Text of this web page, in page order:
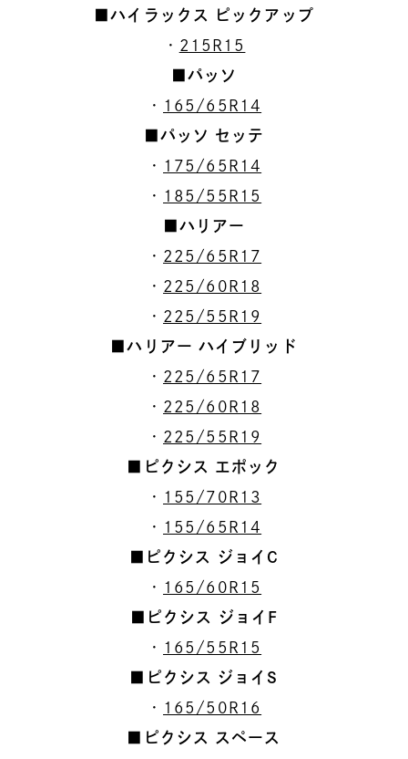
■ハイラックス ピックアップ
・ 215R15
■パッソ
・ 165/65R14
■パッソ セッテ
・ 175/65R14
・ 185/55R15
■ハリアー
・ 225/65R17
・ 225/60R18
・ 225/55R19
■ハリアー ハイブリッド
・ 225/65R17
・ 225/60R18
・ 225/55R19
■ピクシス エポック
・ 155/70R13
・ 155/65R14
■ピクシス ジョイC
・ 165/60R15
■ピクシス ジョイF
・ 165/55R15
■ピクシス ジョイS
・ 165/50R16
■ピクシス スペース